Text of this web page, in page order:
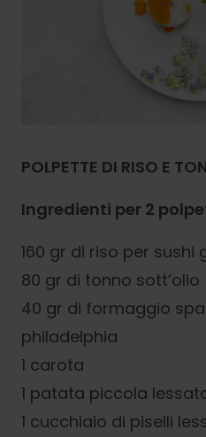
POLPETTE DI RISO E
Ingredienti per 2
160 gr di riso per
80 gr di tonno sott’olio
40 gr di formaggio
philadelphia
1 carota
1 patata piccola
1 cucchiaio di piselli